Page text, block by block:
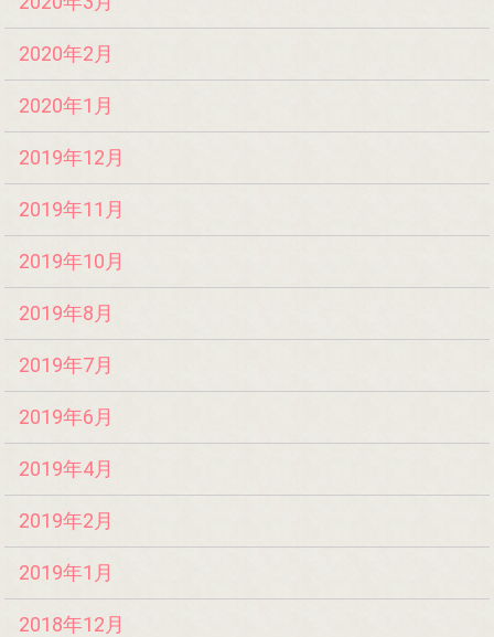
2020年2月
2020年1月
2019年12月
2019年11月
2019年10月
2019年8月
2019年7月
2019年6月
2019年4月
2019年2月
2019年1月
2018年12月